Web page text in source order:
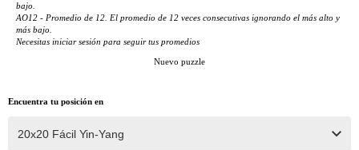
bajo.
AO12 - Promedio de 12. El promedio de 12 veces consecutivas ignorando el más alto y
más bajo.
Necesitas iniciar sesión para seguir tus promedios
Nuevo puzzle
Encuentra tu posición en